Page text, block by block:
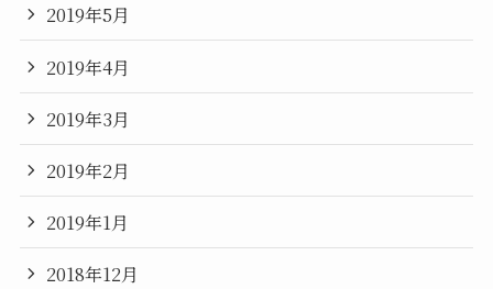
2019年5月
2019年4月
2019年3月
2019年2月
2019年1月
2018年12月